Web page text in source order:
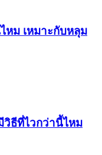
หม เหมาะกับหลุม
ธีที่ไวกว่านี้ไหม